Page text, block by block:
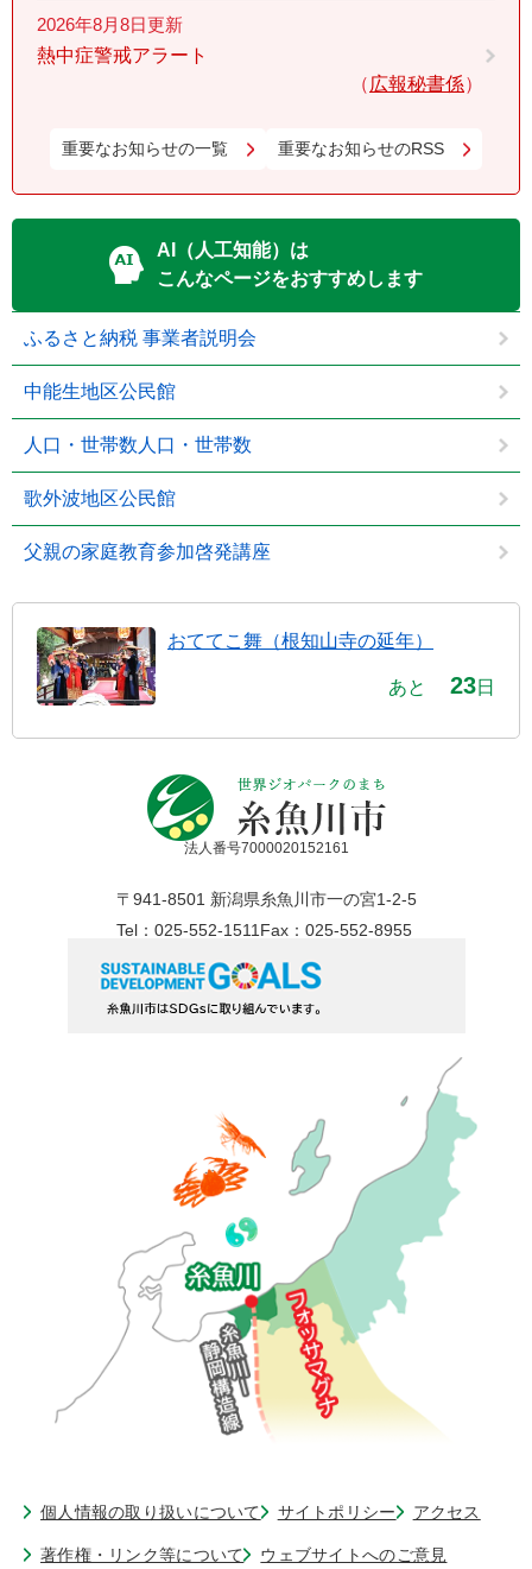
2026年8月8日更新
熱中症警戒アラート
広報秘書係
重要なお知らせの一覧 重要なお知らせのRSS
AI（人工知能）は
こんなページをおすすめします
ふるさと納税 事業者説明会
中能生地区公民館
人口・世帯数人口・世帯数
歌外波地区公民館
父親の家庭教育参加啓発講座
おててこ舞（根知山寺の延年）
あと 23日
法人番号7000020152161
〒941-8501 新潟県糸魚川市一の宮1-2-5
Tel：025-552-1511 Fax：025-552-8955
個人情報の取り扱いについて サイトポリシー アクセス
著作権・リンク等について ウェブサイトへのご意見